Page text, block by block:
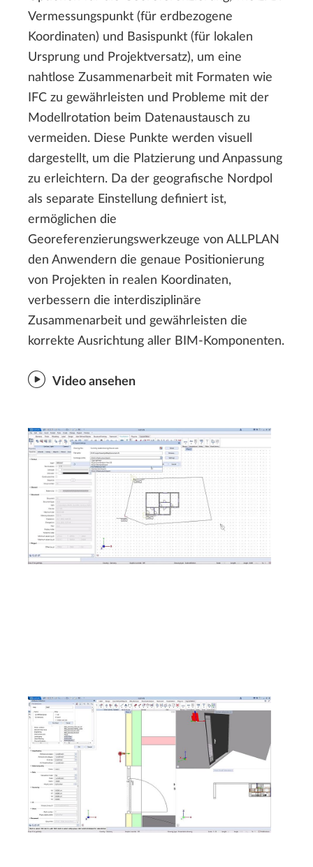
Vermessungspunkt (für erdbezogene
Koordinaten) und Basispunkt (für lokalen
Ursprung und Projektversatz), um eine
nahtlose Zusammenarbeit mit Formaten wie
IFC zu gewährleisten und Probleme mit der
Modellrotation beim Datenaustausch zu
vermeiden. Diese Punkte werden visuell
dargestellt, um die Platzierung und Anpassung
zu erleichtern. Da der geografische Nordpol
als separate Einstellung definiert ist,
ermöglichen die
Georeferenzierungswerkzeuge von ALLPLAN
den Anwendern die genaue Positionierung
von Projekten in realen Koordinaten,
verbessern die interdisziplinäre
Zusammenarbeit und gewährleisten die
korrekte Ausrichtung aller BIM-Komponenten.
Video ansehen